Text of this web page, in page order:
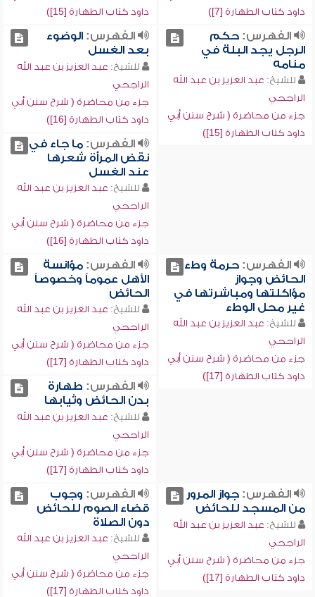
داود كتاب الطهارة [7])
داود كتاب الطهارة [15])
الفهرس:حكم
الرجل يجد البلة في
منامه
للشيخ: عبد العزيز بن عبد الله
الراجحي
جزء من محاضرة ( شرح سنن أبي
داود كتاب الطهارة [15])
الفهرس:الوضوء
بعد الغسل
للشيخ: عبد العزيز بن عبد الله
الراجحي
جزء من محاضرة ( شرح سنن أبي
داود كتاب الطهارة [16])
الفهرس:ما جاء في
نقض المرأة شعرها
عند الغسل
للشيخ: عبد العزيز بن عبد الله
الراجحي
جزء من محاضرة ( شرح سنن أبي
داود كتاب الطهارة [16])
الفهرس:حرمة وطء
الحائض وجواز
مؤاكلتها ومباشرتها في
غير محل الوطء
للشيخ: عبد العزيز بن عبد الله
الراجحي
جزء من محاضرة ( شرح سنن أبي
داود كتاب الطهارة [17])
الفهرس:مؤانسة
الأهل عموماً وخصوصاً
الحائض
للشيخ: عبد العزيز بن عبد الله
الراجحي
جزء من محاضرة ( شرح سنن أبي
داود كتاب الطهارة [17])
الفهرس: طهارة
بدن الحائض وثيابها
للشيخ: عبد العزيز بن عبد الله
الراجحي
جزء من محاضرة ( شرح سنن أبي
داود كتاب الطهارة [17])
الفهرس:جواز المرور
من المسجد للحائض
للشيخ: عبد العزيز بن عبد الله
الراجحي
جزء من محاضرة ( شرح سنن أبي
داود كتاب الطهارة [17])
الفهرس: وجوب
قضاء الصوم للحائض
دون الصلاة
للشيخ: عبد العزيز بن عبد الله
الراجحي
جزء من محاضرة ( شرح سنن أبي
داود كتاب الطهارة [17])